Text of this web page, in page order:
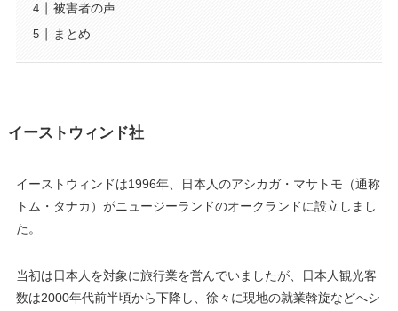
被害者の声
まとめ
イーストウィンド社
イーストウィンドは1996年、日本人のアシカガ・マサトモ（通称
トム・タナカ）がニュージーランドのオークランドに設立しまし
た。
当初は日本人を対象に旅行業を営んでいましたが、日本人観光客
数は2000年代前半頃から下降し、徐々に現地の就業斡旋などへシ